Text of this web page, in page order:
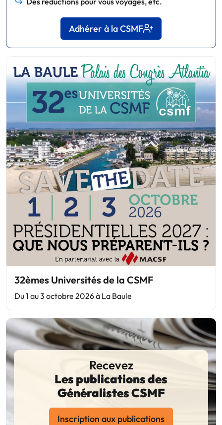
Adhérer à la CSMF
32èmes Universités de la CSMF
Du 1 au 3 octobre 2026 à La Baule
Recevez
Les publications des
Généralistes CSMF
Inscription aux publications